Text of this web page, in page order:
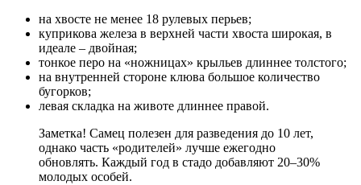
на хвосте не менее 18 рулевых перьев;
куприкова железа в верхней части хвоста широкая, в
идеале – двойная;
тонкое перо на «ножницах» крыльев длиннее толстого;
на внутренней стороне клюва большое количество
бугорков;
левая складка на животе длиннее правой.
Заметка! Самец полезен для разведения до 10 лет,
однако часть «родителей» лучше ежегодно
обновлять. Каждый год в стадо добавляют 20–30%
молодых особей.